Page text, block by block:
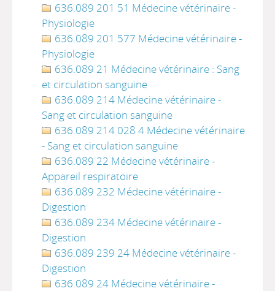
636.089 201 51 Médecine vétérinaire -
Physiologie
636.089 201 577 Médecine vétérinaire -
Physiologie
636.089 21 Médecine vétérinaire : Sang
et circulation sanguine
636.089 214 Médecine vétérinaire -
Sang et circulation sanguine
636.089 214 028 4 Médecine vétérinaire
- Sang et circulation sanguine
636.089 22 Médecine vétérinaire -
Appareil respiratoire
636.089 232 Médecine vétérinaire -
Digestion
636.089 234 Médecine vétérinaire -
Digestion
636.089 239 24 Médecine vétérinaire -
Digestion
636.089 24 Médecine vétérinaire -